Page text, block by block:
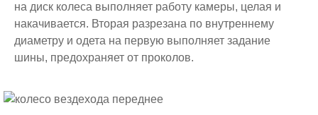
на диск колеса выполняет работу камеры, целая и
накачивается. Вторая разрезана по внутреннему
диаметру и одета на первую выполняет задание
шины, предохраняет от проколов.